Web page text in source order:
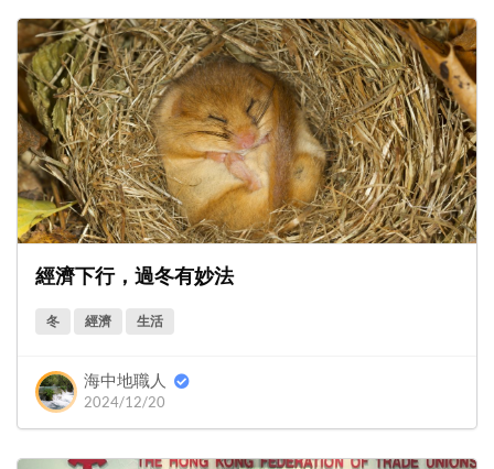
經濟下行，過冬有妙法
冬 經濟 生活
海中地職人
2024/12/20